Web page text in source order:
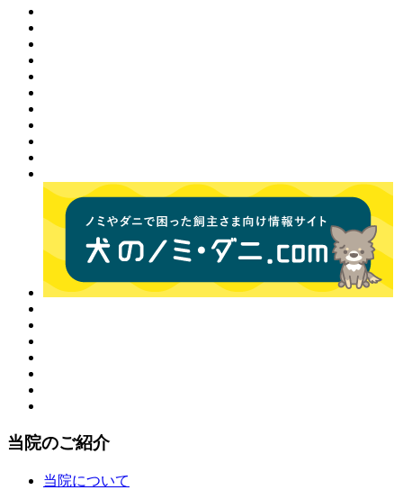
当院のご紹介
当院について